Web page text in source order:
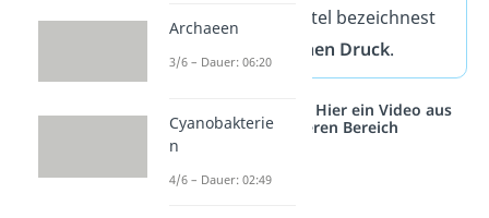
dem Lösungsmittel bezeichnest
osmotischen Druck.
Studyflix vernetzt: Hier ein Video aus
einem anderen Bereich
Archaeen
3/6 – Dauer: 06:20
Cyanobakterie
n
4/6 – Dauer: 02:49